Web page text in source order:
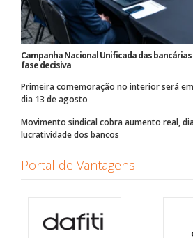
Campanha Nacional Unificada das
fase decisiva
Primeira comemoração no interior será
dia 13 de agosto
Movimento sindical cobra aumento real,
lucratividade dos bancos
Portal de Vantagens